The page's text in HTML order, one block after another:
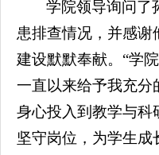
学院领导询问了
患排查情况，并感
建设默默奉献。“学
一直以来给予我充分
身心投入到教学与科
坚守岗位，为学生